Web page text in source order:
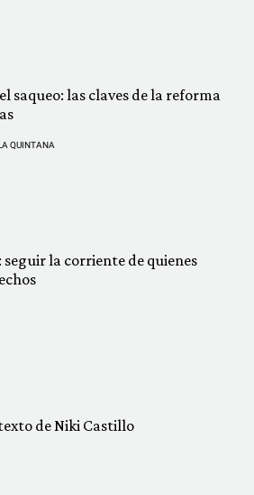
saqueo: las claves de la reforma
QUINTANA
seguir la corriente de quienes
de Niki Castillo